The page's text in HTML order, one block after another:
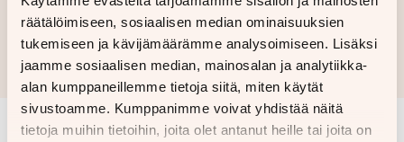
räätälöimiseen, sosiaalisen median ominaisuuksien
tukemiseen ja kävijämäärämme analysoimiseen. Lisäksi
jaamme sosiaalisen median, mainosalan ja analytiikka-
alan kumppaneillemme tietoja siitä, miten käytät
sivustoamme. Kumppanimme voivat yhdistää näitä
tietoja muihin tietoihin, joita olet antanut heille tai joita on
Hae rahoitustarjous
Rahoituslaskelma on suuntaa antava ja edellyttää hyväksytyn
luottopäätöksen ja kaskovakuutuksen.